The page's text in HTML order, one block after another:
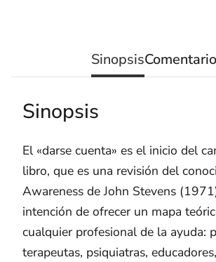
Sinopsis
Sinopsis
El «darse cuenta» es el inicio del
libro, que es una revisión del
Awareness de John Stevens
intención de ofrecer un mapa
cualquier profesional de la ayuda:
terapeutas, psiquiatras,